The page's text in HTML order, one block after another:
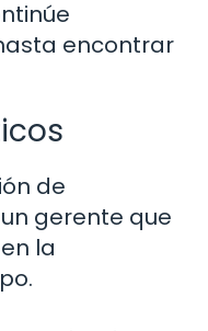
encontrar
de
gerente que
la